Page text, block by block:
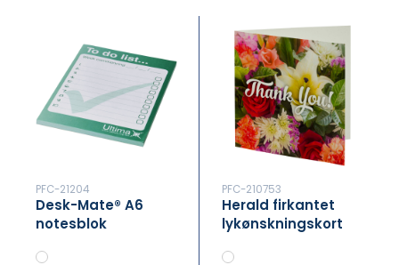
PFC-21204
Desk-Mate® A6
notesblok
PFC-210753
Herald firkantet
lykønskningskort